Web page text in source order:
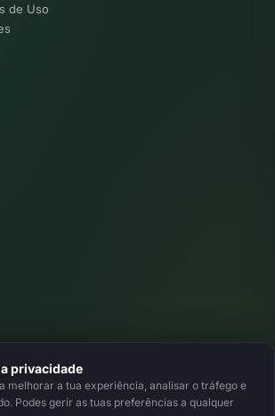
de Uso
privacidade
melhorar a tua experiência, analisar o tráfego e
Podes gerir as tuas preferências a qualquer